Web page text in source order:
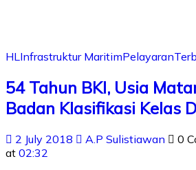
HLInfrastruktur MaritimPelayaran
54 Tahun BKI, Usia
Badan Klasifikasi Kelas
2 July 2018 A.P Sulistiawan 0
at 02:32